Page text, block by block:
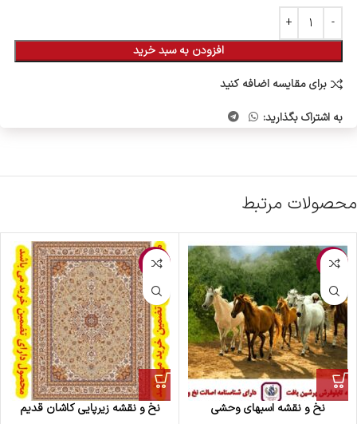
افزودن به سبد خرید
برای مقایسه اضافه کنید
به اشتراک بگذارید:
محصولات مرتبط
-4%
نخ و نقشه اسبهای وحشی
-10%
نخ و نقشه زیرپایی کاشان قدیم